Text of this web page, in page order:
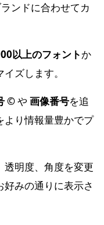
ンドに合わせてカ
以上のフォントか
ズします。
©や画像番号を追
より情報量豊かでプ
透明度、角度を変更
好みの通りに表示さ